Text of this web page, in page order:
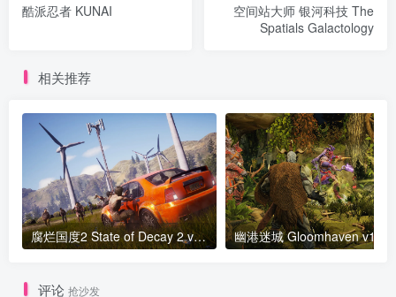
酷派忍者 KUNAI
空间站大师 银河科技 The
Spatials Galactology
相关推荐
腐烂国度2 State of Decay 2 v38.2版 集成全DLC 官方中文
评论 抢沙发